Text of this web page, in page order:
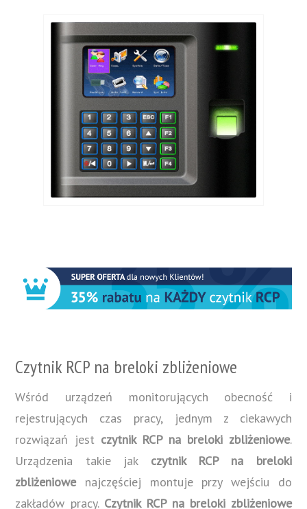
Czytnik RCP na breloki zbliżeniowe
Wśród urządzeń monitorujących obecność i
rejestrujących czas pracy, jednym z ciekawych
rozwiązań jest czytnik RCP na breloki zbliżeniowe.
Urządzenia takie jak czytnik RCP na breloki
zbliżeniowenajczęściej montuje przy wejściu do
zakładów pracy. Czytnik RCP na breloki zbliżeniowe